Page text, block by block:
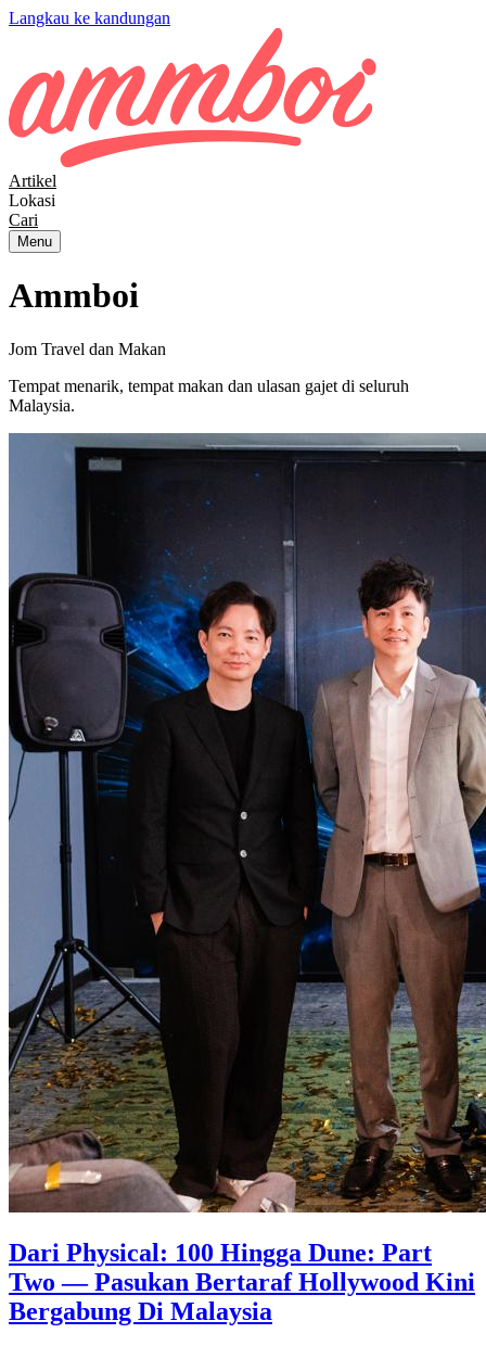
Langkau ke kandungan
Artikel
Lokasi
Cari
Menu
Ammboi
Jom Travel dan Makan
Tempat menarik, tempat makan dan ulasan gajet di seluruh
Malaysia.
Dari Physical: 100 Hingga Dune: Part
Two — Pasukan Bertaraf Hollywood Kini
Bergabung Di Malaysia